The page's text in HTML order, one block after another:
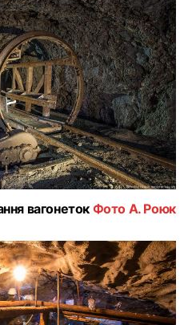
вагонетокФото А. Роюк